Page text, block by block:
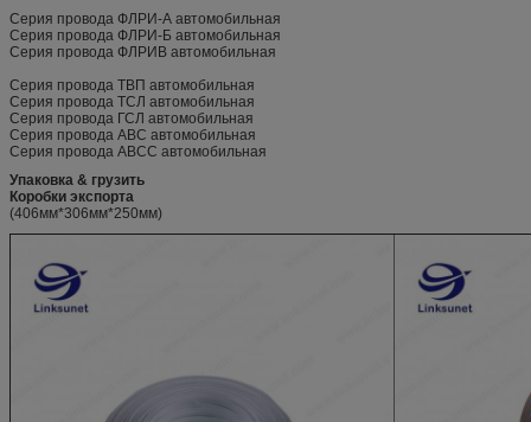
Серия провода ФЛРИ-А автомобильная
Серия провода ФЛРИ-Б автомобильная
Серия провода ФЛРИВ автомобильная
Серия провода ТВП автомобильная
Серия провода ТСЛ автомобильная
Серия провода ГСЛ автомобильная
Серия провода АВС автомобильная
Серия провода АВСС автомобильная
Упаковка & грузить
Коробки экспорта
(406мм*306мм*250мм)